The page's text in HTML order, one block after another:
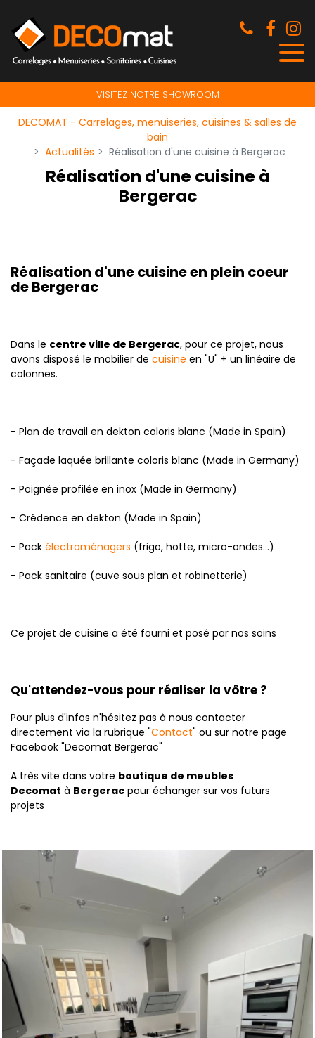
VISITEZ NOTRE SHOWROOM
DECOMAT - Carrelages, menuiseries, cuisines & salles de
bain
Actualités
Réalisation d'une cuisine à Bergerac
Réalisation d'une cuisine à
Bergerac
Réalisation d'une cuisine en plein coeur
de Bergerac
Dans le centre ville de Bergerac, pour ce projet, nous
avons disposé le mobilier de cuisine en "U" + un linéaire de
colonnes.
- Plan de travail en dekton coloris blanc (Made in Spain)
- Façade laquée brillante coloris blanc (Made in Germany)
- Poignée profilée en inox (Made in Germany)
- Crédence en dekton (Made in Spain)
- Pack électroménagers (frigo, hotte, micro-ondes...)
- Pack sanitaire (cuve sous plan et robinetterie)
Ce projet de cuisine a été fourni et posé par nos soins
Qu'attendez-vous pour réaliser la vôtre ?
Pour plus d'infos n'hésitez pas à nous contacter
directement via la rubrique "Contact" ou sur notre page
Facebook "Decomat Bergerac"
A très vite dans votre boutique de meubles
Decomat à Bergerac pour échanger sur vos futurs
projets